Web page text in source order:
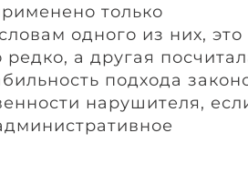
только
одного из них, это
редко, а другая
подхода
нарушителя,